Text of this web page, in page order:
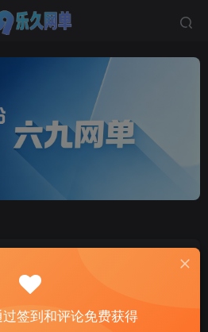
暮寒
关注
签到和评论免费获得